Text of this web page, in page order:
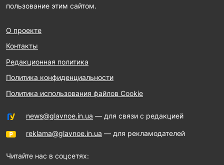
пользование этим сайтом.
О проекте
Контакты
Редакционная политика
Политика конфиденциальности
Политика использования файлов Cookie
news@glavnoe.in.ua — для связи с редакцией
reklama@glavnoe.in.ua — для рекламодателей
Читайте нас в соцсетях: